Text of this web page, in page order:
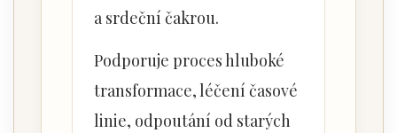
a srdeční čakrou.
Podporuje proces hluboké
transformace, léčení časové
linie, odpoutání od starých